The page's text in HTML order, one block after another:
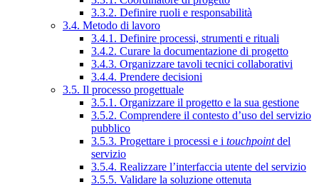
3.3.2. Definire ruoli e responsabilità
3.4. Metodo di lavoro
3.4.1. Definire processi, strumenti e rituali
3.4.2. Curare la documentazione di progetto
3.4.3. Organizzare tavoli tecnici collaborativi
3.4.4. Prendere decisioni
3.5. Il processo progettuale
3.5.1. Organizzare il progetto e la sua gestione
3.5.2. Comprendere il contesto d’uso del servizio
pubblico
3.5.3. Progettare i processi e i touchpointdel
servizio
3.5.4. Realizzare l’interfaccia utente del servizio
3.5.5. Validare la soluzione ottenuta